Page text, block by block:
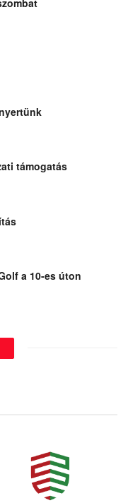
támogatás
a 10-es úton
állomás
Vörösváron
Házában